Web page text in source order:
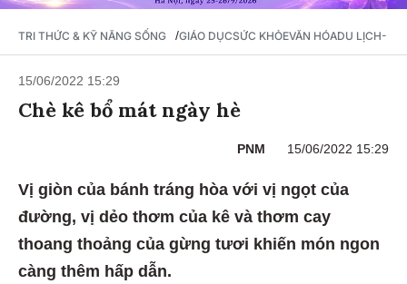
TRI THỨC & KỸ NĂNG SỐNG /GIÁO DỤCSỨC KHỎEVĂN HÓADU LỊCH-
15/06/2022 15:29
Chè kê bổ mát ngày hè
PNM 15/06/2022 15:29
Vị giòn của bánh tráng hòa với vị ngọt của
đường, vị dẻo thơm của kê và thơm cay
thoang thoảng của gừng tươi khiến món ngon
càng thêm hấp dẫn.